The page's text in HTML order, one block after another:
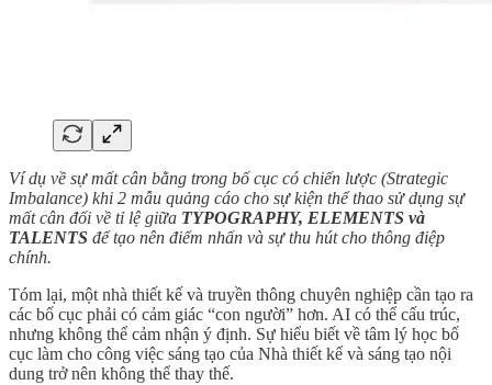
Ví dụ về sự mất cân bằng trong bố cục có chiến lược (Strategic
Imbalance) khi 2 mẫu quảng cáo cho sự kiện thể thao sử dụng sự
mất cân đối về tỉ lệ giữa TYPOGRAPHY, ELEMENTS và
TALENTS để tạo nên điểm nhấn và sự thu hút cho thông điệp
chính.
Tóm lại, một nhà thiết kế và truyền thông chuyên nghiệp cần tạo ra
các bố cục phải có cảm giác “con người” hơn. AI có thể cấu trúc,
nhưng không thể cảm nhận ý định. Sự hiểu biết về tâm lý học bố
cục làm cho công việc sáng tạo của Nhà thiết kế và sáng tạo nội
dung trở nên không thể thay thế.